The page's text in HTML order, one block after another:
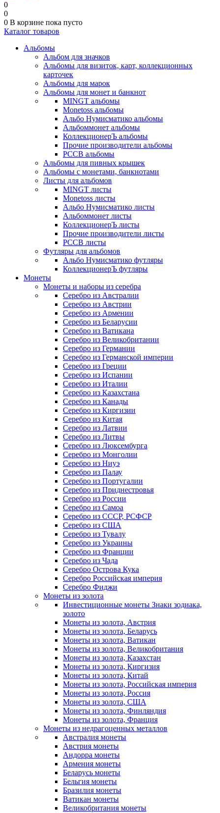
0
0
0 В корзине пока пусто
Каталог товаров
Альбомы
Альбом для значков
Альбомы для визиток, карт, коллекционных
карточек
Альбомы для марок
Альбомы для монет и банкнот
MINGT альбомы
Monetoss альбомы
Альбо Нумисматико альбомы
Альбоммонет альбомы
КоллекционерЪ альбомы
Прочие производители альбомы
РССВ альбомы
Альбомы для пивных крышек
Альбомы с монетами, банкнотами
Листы для альбомов
MINGT листы
Monetoss листы
Альбо Нумисматико листы
Альбоммонет листы
КоллекционерЪ листы
Прочие производители листы
РССВ листы
Футляры для альбомов
Альбо Нумисматико футляры
КоллекционерЪ футляры
Монеты
Монеты и наборы из серебра
Серебро из Австралии
Серебро из Австрии
Серебро из Армении
Серебро из Беларусии
Серебро из Ватикана
Серебро из Великобритании
Серебро из Германии
Серебро из Германской империи
Серебро из Греции
Серебро из Испании
Серебро из Италии
Серебро из Казахстана
Серебро из Канады
Серебро из Киргизии
Серебро из Китая
Серебро из Латвии
Серебро из Литвы
Серебро из Люксембурга
Серебро из Монголии
Серебро из Ниуэ
Серебро из Палау
Серебро из Португалии
Серебро из Приднестровья
Серебро из России
Серебро из Самоа
Серебро из СССР, РСФСР
Серебро из США
Серебро из Тувалу
Серебро из Украины
Серебро из Франции
Серебро из Чада
Серебро Острова Кука
Серебро Российская империя
Серебро Фиджи
Монеты из золота
Инвестиционные монеты Знаки зодиака,
золото
Монеты из золота, Австрия
Монеты из золота, Беларусь
Монеты из золота, Ватикан
Монеты из золота, Великобритания
Монеты из золота, Казахстан
Монеты из золота, Киргизия
Монеты из золота, Китай
Монеты из золота, Российская империя
Монеты из золота, Россия
Монеты из золота, США
Монеты из золота, Финляндия
Монеты из золота, Франция
Монеты из недрагоценных металлов
Австралия монеты
Австрия монеты
Андорра монеты
Армения монеты
Беларусь монеты
Бельгия монеты
Бразилия монеты
Ватикан монеты
Великобритания монеты